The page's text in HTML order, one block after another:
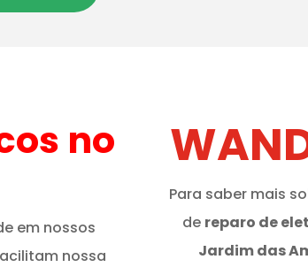
no
em nossos
nossa
Para saber mais
de reparo de
Jardim das